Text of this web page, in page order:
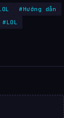
#Hướng dẫn
#LOL